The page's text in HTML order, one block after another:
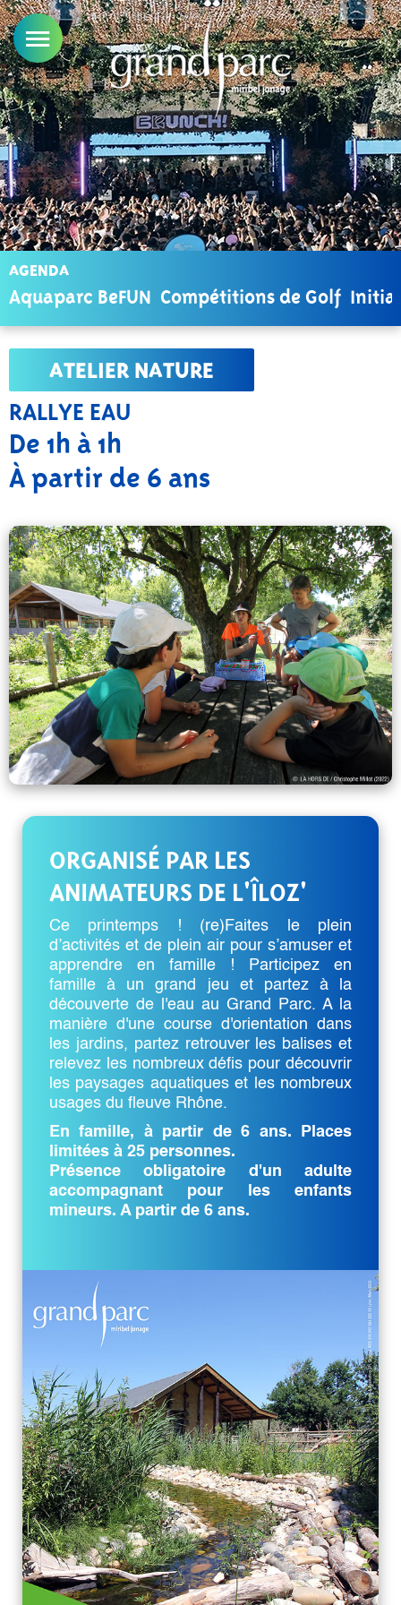
AGENDA
Aquaparc BeFUN Compétitions de Golf
ATELIER NATURE
RALLYE EAU
De 1h à 1h
À partir de 6 ans
ORGANISÉ PAR LES
ANIMATEURS DE L'ÎLOZ'
Ce printemps ! (re)Faites le plein
d’activités et de plein air pour s’amuser et
apprendre en famille ! Participez en
famille à un grand jeu et partez à la
découverte de l'eau au Grand Parc. A la
manière d'une course d'orientation dans
les jardins, partez retrouver les balises et
relevez les nombreux défis pour découvrir
les paysages aquatiques et les nombreux
usages du fleuve Rhône.
En famille, à partir de 6 ans. Places
limitées à 25 personnes.
Présence obligatoire d'un adulte
accompagnant pour les enfants
mineurs. A partir de 6 ans.